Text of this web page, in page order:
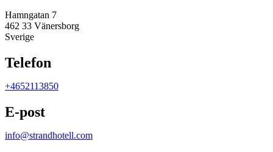
Hamngatan 7
462 33 Vänersborg
Sverige
Telefon
+4652113850
E-post
info@strandhotell.com